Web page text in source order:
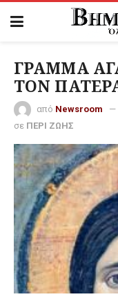
ΓΡΑΜΜΑ
ΤΟΝ
από Newsroom
σε ΠΕΡΙ ΖΩΗΣ